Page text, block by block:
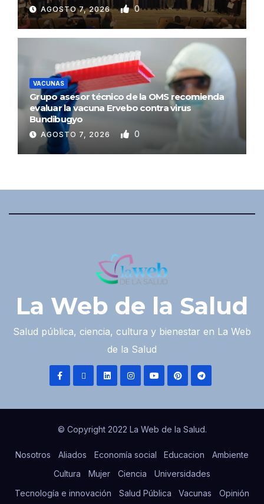
AGOSTO 7, 2026 0
VACUNAS
Grupo asesor técnico de la OMS recomienda
evaluar la vacuna Ervebo contra virus
Bundibugyo
AGOSTO 7, 2026 0
La Web de la Salud
Salud pública, ciencia, cultura y bienestar en La Web
de la Salud
© Copyright 2022 La Web de la Salud.
Nosotros Aliados Economía social Educacion
Ambiente
Cultura
Mujer Ciencia
Universidades
Tecnología e innovación
Salud Pública Vacunas Opinión